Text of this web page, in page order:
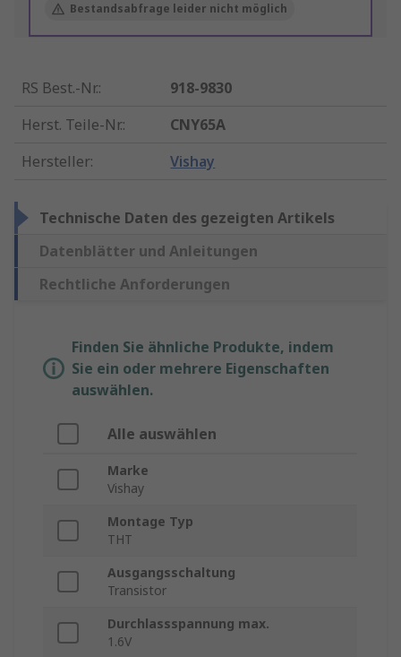
Bestandsabfrage leider nicht möglich
RS Best.-Nr.:
918-9830
Herst. Teile-Nr.:
CNY65A
Hersteller: Vishay
Technische Daten des gezeigten Artikels
Datenblätter und Anleitungen
Rechtliche Anforderungen
Finden Sie ähnliche Produkte, indem
Sie ein oder mehrere Eigenschaften
auswählen.
Alle auswählen
Marke
Vishay
Montage Typ
THT
Ausgangsschaltung
Transistor
Durchlassspannung max.
1.6V